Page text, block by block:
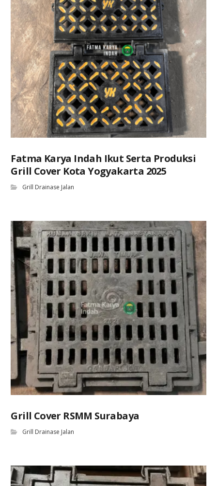
Fatma Karya Indah Ikut Serta Produksi
Grill Cover Kota Yogyakarta 2025
Grill Drainase Jalan
Grill Cover RSMM Surabaya
Grill Drainase Jalan